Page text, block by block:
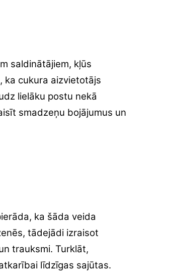
saldinātājiem, kļūs
ka cukura aizvietotājs
lielāku postu nekā
smadzeņu bojājumus un
ka šāda veida
tādejādi izraisot
trauksmi. Turklāt,
līdzīgas sajūtas.